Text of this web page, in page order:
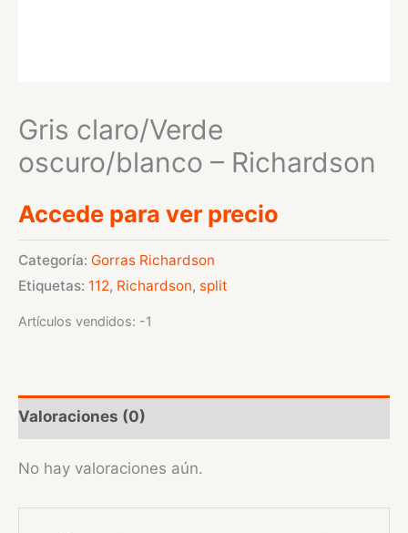
Gris claro/Verde
oscuro/blanco – Richardson
Accede para ver precio
Categoría: Gorras Richardson
Etiquetas: 112, Richardson, split
Artículos vendidos: -1
Valoraciones (0)
No hay valoraciones aún.